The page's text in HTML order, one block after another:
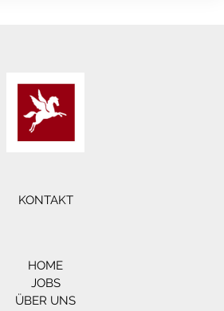
KONTAKT
HOME
JOBS
ÜBER UNS